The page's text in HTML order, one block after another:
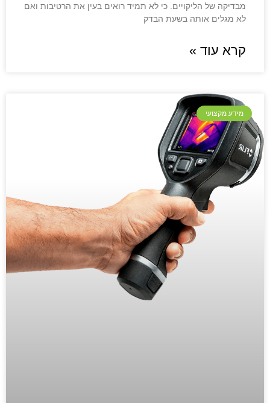
מבדיקה של הליקויים. כי לא תמיד רואים בעין את הרטיבות ואם
לא מגלים אותה בשעת הבדק
קרא עוד »
מידע מקצועי